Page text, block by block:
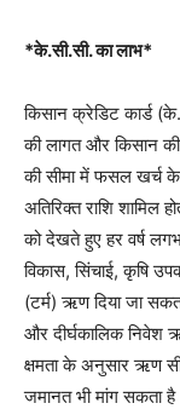
*के.सी.सी. का लाभ*
किसान क्रेडिट कार्ड
की लागत और किसान
की सीमा में फसल खर्च
अतिरिक्त राशि शामिल
को देखते हुए हर वर्ष
विकास, सिंचाई, कृषि
(टर्म) ऋण दिया जा
और दीर्घकालिक निवेश
क्षमता के अनुसार ऋण
जमानत भी मांग सकता